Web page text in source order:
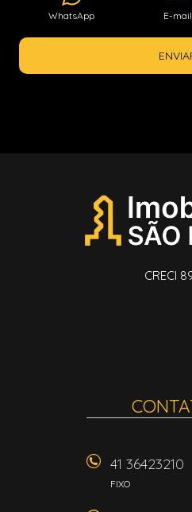
WhatsApp E-mail
CRECI
41 36423210
FIXO